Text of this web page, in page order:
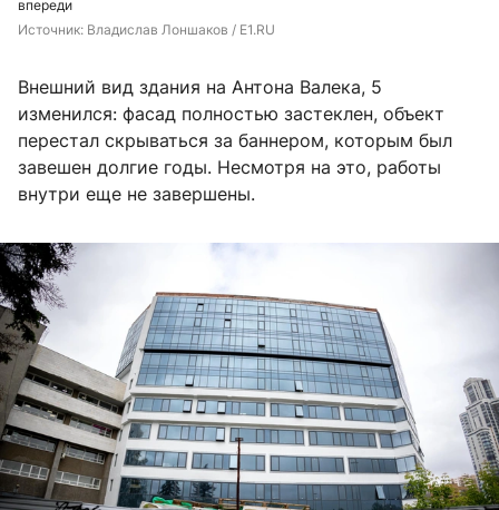
впереди
Источник: Владислав Лоншаков / E1.RU
Внешний вид здания на Антона Валека, 5
изменился: фасад полностью застеклен, объект
перестал скрываться за баннером, которым был
завешен долгие годы. Несмотря на это, работы
внутри еще не завершены.